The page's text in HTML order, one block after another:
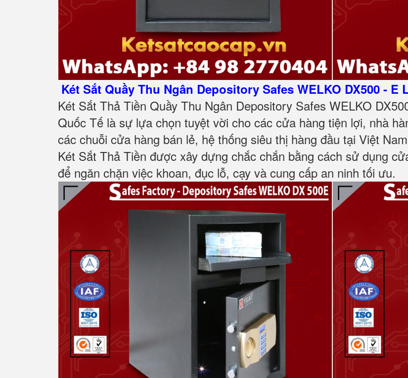
Két Sắt Quầy Thu Ngân Depository Safes WELKO DX500 - E
Két Sắt Thả Tiền Quầy Thu Ngân Depository Safes WELKO
Quốc Tế là sự lựa chọn tuyệt vời cho các cửa hàng tiện lợi, nhà
các chuỗi cửa hàng bán lẻ, hệ thống siêu thị hàng đầu tại Việt
Két Sắt Thả Tiền được xây dựng chắc chắn bằng cách sử dụng
để ngăn chặn việc khoan, đục lỗ, cạy và cung cấp an ninh tối ưu.